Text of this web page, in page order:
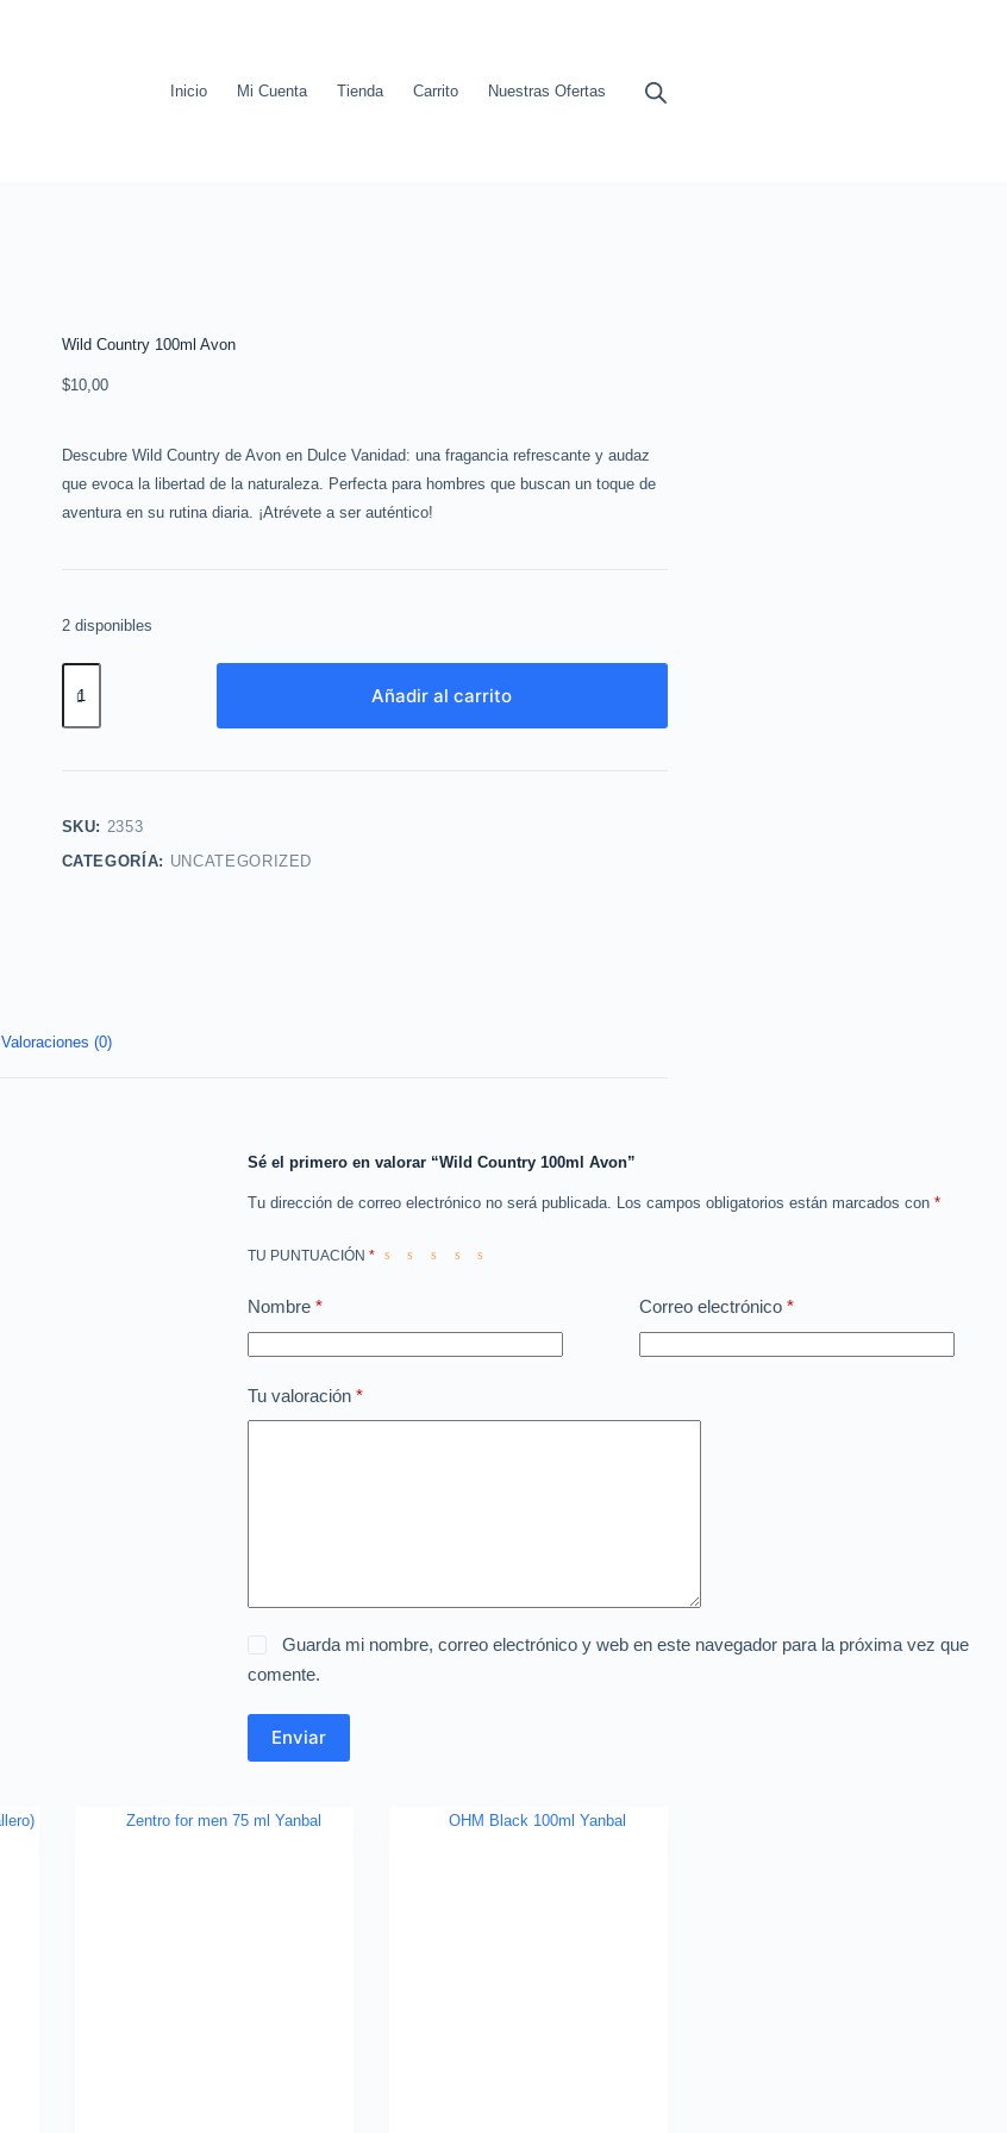
Inicio
Mi Cuenta Tienda Carrito Nuestras Ofertas
Wild Country 100ml Avon
$10,00
Descubre Wild Country de Avon en Dulce Vanidad: una fragancia refrescante y audaz
que evoca la libertad de la naturaleza. Perfecta para hombres que buscan un toque de
aventura en su rutina diaria. ¡Atrévete a ser auténtico!
2 disponibles
Country
100ml
Añadir al carrito
SKU: 2353
CATEGORÍA: UNCATEGORIZED
Valoraciones (0)
Sé el primero en valorar “Wild Country 100ml Avon”
Tu dirección de correo electrónico no será publicada. Los campos obligatorios están marcados con *
TU PUNTUACIÓN *
Nombre* Correo electrónico*
Tu valoración *
Guarda mi nombre, correo electrónico y web en este navegador para la próxima vez que
comente.
Enviar